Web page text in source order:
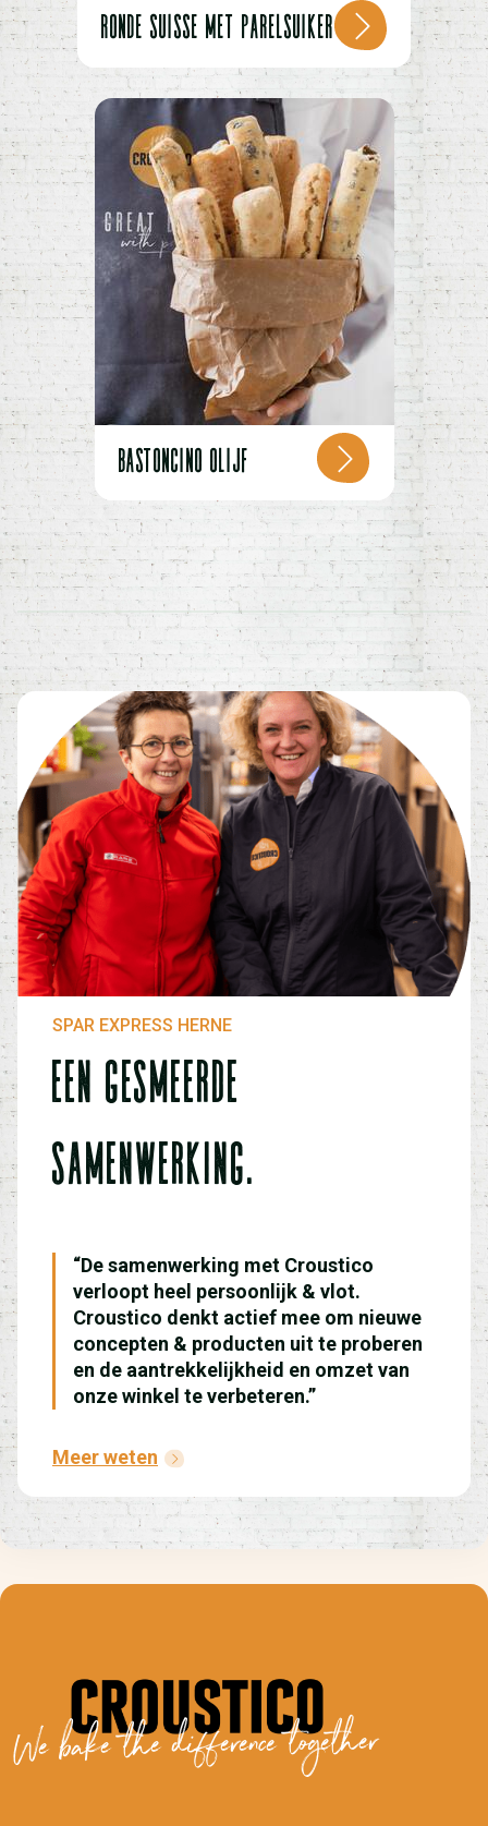
RONDE SUISSE MET PARELSUIKER
BASTONCINO OLIJF
SPAR EXPRESS HERNE
EEN GESMEERDE
SAMENWERKING.
“De samenwerking met Croustico
verloopt heel persoonlijk & vlot.
Croustico denkt actief mee om nieuwe
concepten & producten uit te proberen
en de aantrekkelijkheid en omzet van
onze winkel te verbeteren.”
Meer weten
We bake the difference together